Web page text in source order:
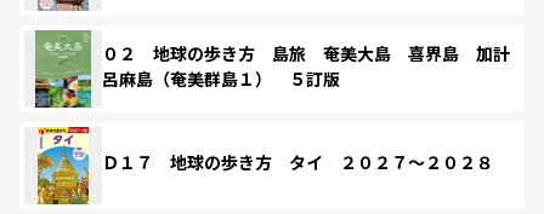
０２ 地球の歩き方 島旅 奄美大島 喜界島 加計
呂麻島（奄美群島１） ５訂版
Ｄ１７ 地球の歩き方 タイ ２０２７～２０２８